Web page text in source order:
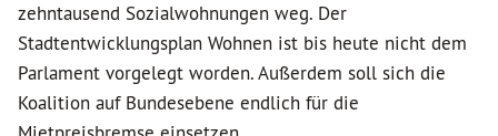
zehntausend Sozialwohnungen weg. Der
Stadtentwicklungsplan Wohnen ist bis heute nicht dem
Parlament vorgelegt worden. Außerdem soll sich die
Koalition auf Bundesebene endlich für die